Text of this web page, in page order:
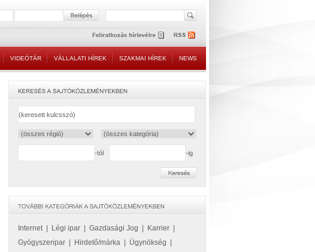
VIDEÓTÁR VÁLLALATI HÍREK SZAKMAI HÍREK NEWS
-tól -ig
Internet| Légi ipar Gazdasági Jog Karrier
Gyógyszeripar
Hirdető/márka Ügynökség